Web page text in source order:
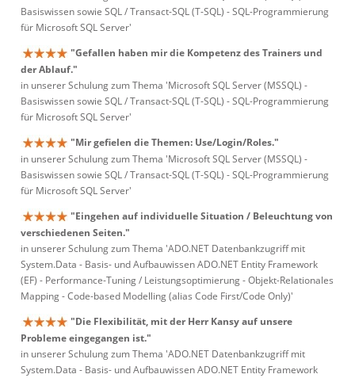
Basiswissen sowie SQL / Transact-SQL (T-SQL) - SQL-Programmierung
für Microsoft SQL Server'
"Gefallen haben mir die Kompetenz des Trainers und
der Ablauf."
in unserer Schulung zum Thema 'Microsoft SQL Server (MSSQL) -
Basiswissen sowie SQL / Transact-SQL (T-SQL) - SQL-Programmierung
für Microsoft SQL Server'
"Mir gefielen die Themen: Use/Login/Roles."
in unserer Schulung zum Thema 'Microsoft SQL Server (MSSQL) -
Basiswissen sowie SQL / Transact-SQL (T-SQL) - SQL-Programmierung
für Microsoft SQL Server'
"Eingehen auf individuelle Situation / Beleuchtung von
verschiedenen Seiten."
in unserer Schulung zum Thema 'ADO.NET Datenbankzugriff mit
System.Data - Basis- und Aufbauwissen ADO.NET Entity Framework
(EF) - Performance-Tuning / Leistungsoptimierung - Objekt-Relationales
Mapping - Code-based Modelling (alias Code First/Code Only)'
"Die Flexibilität, mit der Herr Kansy auf unsere
Probleme eingegangen ist."
in unserer Schulung zum Thema 'ADO.NET Datenbankzugriff mit
System.Data - Basis- und Aufbauwissen ADO.NET Entity Framework